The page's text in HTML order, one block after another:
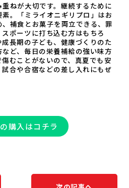
ねが大切です。継続するために
。「ミライオニギリプロ」はお
補食とお菓子を両立できる、罪
ポーツに打ち込む方はもちろ
長期の子ども、健康づくりのた
ど、毎日の栄養補給の強い味方
むことがないので、真夏でも安
合や合宿などの差し入れにもぜ
購入はコチラ